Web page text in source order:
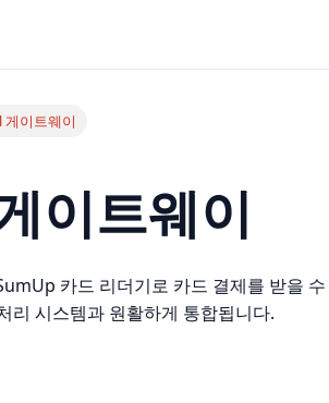
이트웨이
이트웨이
카드 리더기로 카드 결제를 받을 수
리 시스템과 원활하게 통합됩니다.